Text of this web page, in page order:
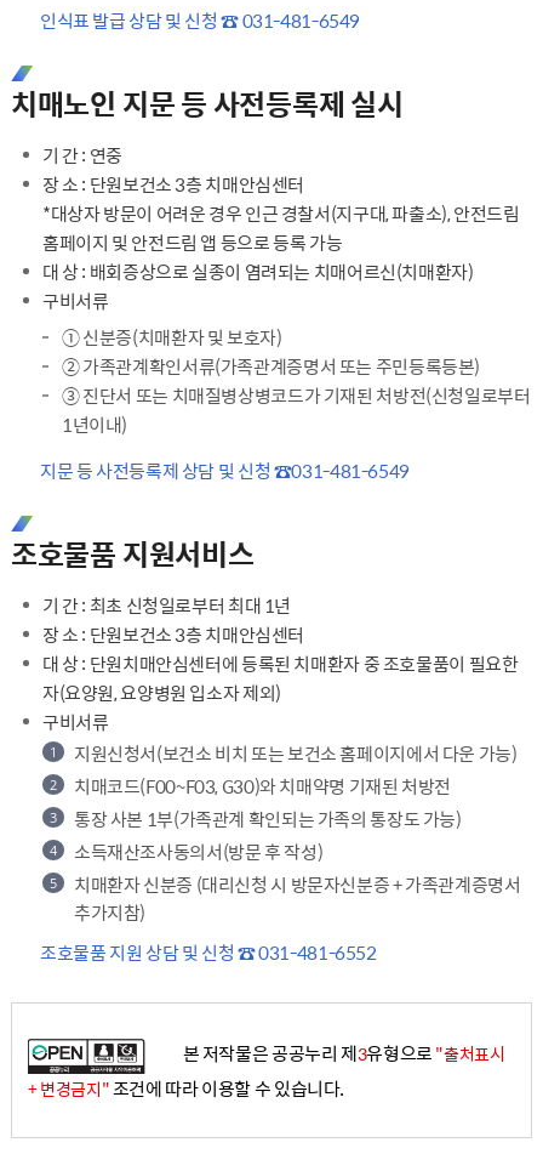
인식표 발급 상담 및 신청 ☎ 031-481-6549
치매노인 지문 등 사전등록제 실시
기 간 : 연중
장 소 : 단원보건소 3층 치매안심센터
*대상자 방문이 어려운 경우 인근 경찰서(지구대, 파출소), 안전드림
홈페이지 및 안전드림 앱 등으로 등록 가능
대 상 : 배회증상으로 실종이 염려되는 치매어르신(치매환자)
구비서류
① 신분증(치매환자 및 보호자)
② 가족관계확인서류(가족관계증명서 또는 주민등록등본)
③ 진단서 또는 치매질병상병코드가 기재된 처방전(신청일로부터
1년이내)
지문 등 사전등록제 상담 및 신청 ☎031-481-6549
조호물품 지원서비스
기 간 : 최초 신청일로부터 최대 1년
장 소 : 단원보건소 3층 치매안심센터
대 상 : 단원치매안심센터에 등록된 치매환자 중 조호물품이 필요한
자(요양원, 요양병원 입소자 제외)
구비서류
지원신청서(보건소 비치 또는 보건소 홈페이지에서 다운 가능)
치매코드(F00~F03, G30)와 치매약명 기재된 처방전
통장 사본 1부(가족관계 확인되는 가족의 통장도 가능)
소득재산조사동의서(방문 후 작성)
치매환자 신분증 (대리신청 시 방문자신분증 + 가족관계증명서
추가지참)
조호물품 지원 상담 및 신청 ☎ 031-481-6552
본 저작물은 공공누리 제3유형으로"출처표시
+ 변경금지"조건에 따라 이용할 수 있습니다.